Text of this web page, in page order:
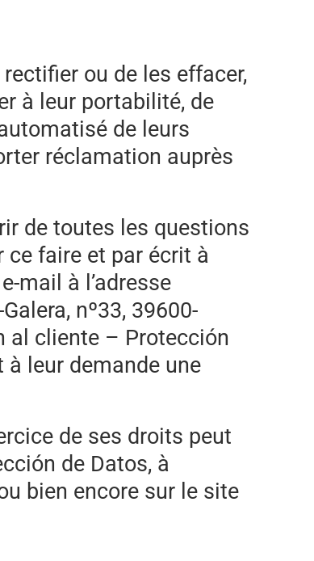
ou de les effacer,
à leur portabilité, de
de leurs
réclamation auprès
de toutes les questions
ce faire et par écrit à
mail à l’adresse
nº33, 39600-
al cliente – Protección
à leur demande une
de ses droits peut
de Datos, à
bien encore sur le site